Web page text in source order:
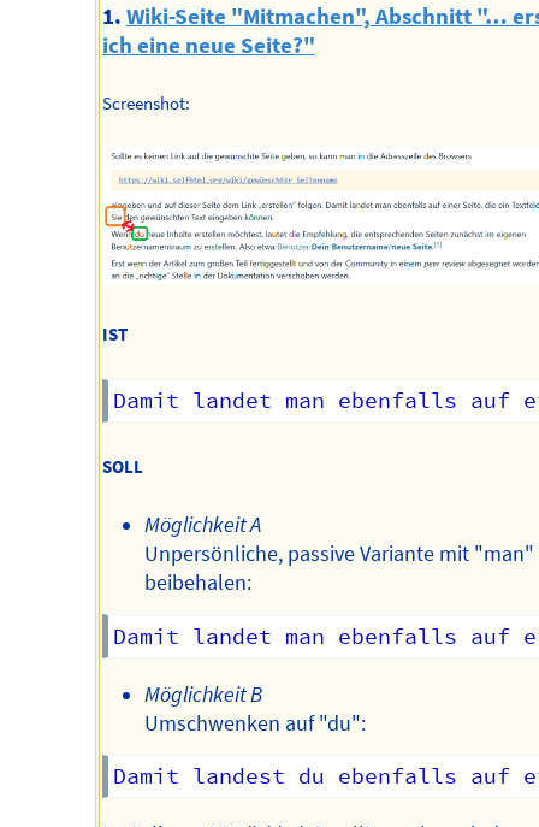
1. Wiki-Seite "Mitmachen", Abschnitt "…
ich eine neue Seite?"
Screenshot:
IST
SOLL
Möglichkeit A
Unpersönliche, passive Variante mit "man"
beibehalen:
Möglichkeit B
Umschwenken auf "du":